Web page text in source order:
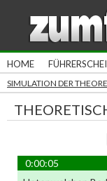
HOME
SIMULATION DER
0:00:06